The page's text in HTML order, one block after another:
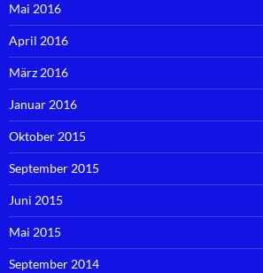
Mai 2016
April 2016
März 2016
Januar 2016
Oktober 2015
September 2015
Juni 2015
Mai 2015
September 2014